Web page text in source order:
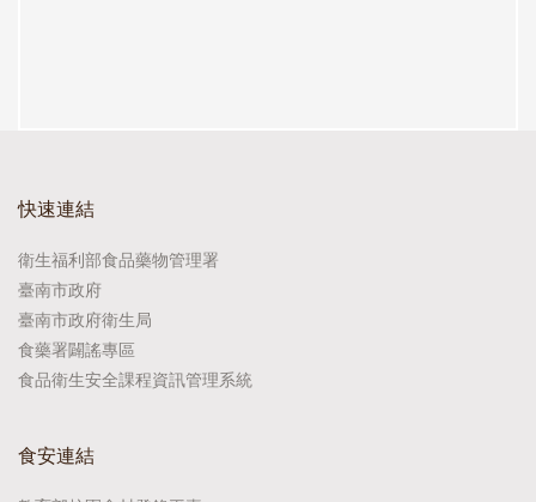
快速連結
衛生福利部食品藥物管理署
臺南市政府
臺南市政府衛生局
食藥署闢謠專區
食品衛生安全課程資訊管理系統
食安連結